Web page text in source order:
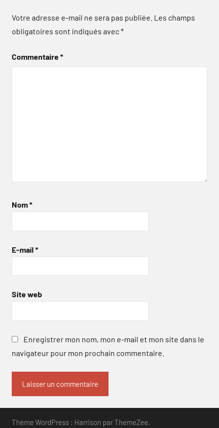
Votre adresse e-mail ne sera pas publiée. Les champs
obligatoires sont indiqués avec*
Commentaire*
Nom*
E-mail *
Site web
Enregistrer mon nom, mon e-mail et mon site dans le
navigateur pour mon prochain commentaire.
Thème WordPress : Harrison par ThemeZee.